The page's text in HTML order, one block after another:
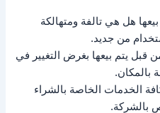
هل هي تالفة ومتهالكة
من جديد.
قبل يتم بيعها بغرض التغيير في
بالمكان.
الخدمات الخاصة بالشراء
بالشركة.